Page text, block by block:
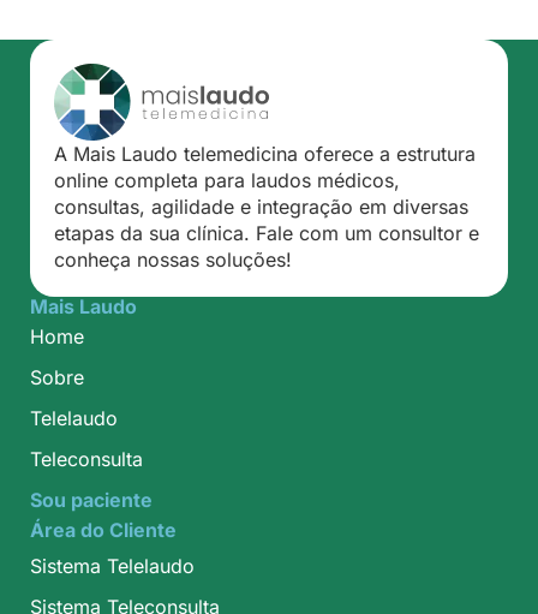
A Mais Laudo telemedicina oferece a estrutura
online completa para laudos médicos,
consultas, agilidade e integração em diversas
etapas da sua clínica. Fale com um consultor e
conheça nossas soluções!
Mais Laudo
Home
Sobre
Telelaudo
Teleconsulta
Sou paciente
Área do Cliente
Sistema Telelaudo
Sistema Teleconsulta